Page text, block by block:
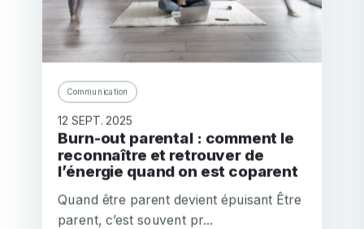
Communication
12 SEPT. 2025
Burn-out parental : comment le
reconnaître et retrouver de
l’énergie quand on est coparent
Quand être parent devient épuisant Être
parent, c’est souvent pr...